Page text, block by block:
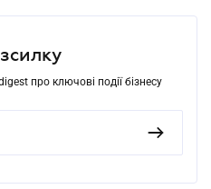
про ключові події бізнесу